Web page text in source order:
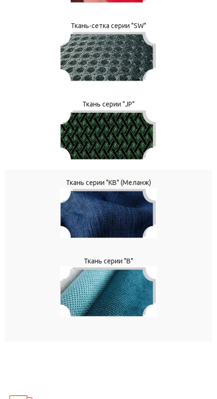
Ткань-сетка серии "SW"
Ткань серии "JP"
Ткань серии "КВ" (Меланж)
Ткань серии "В"